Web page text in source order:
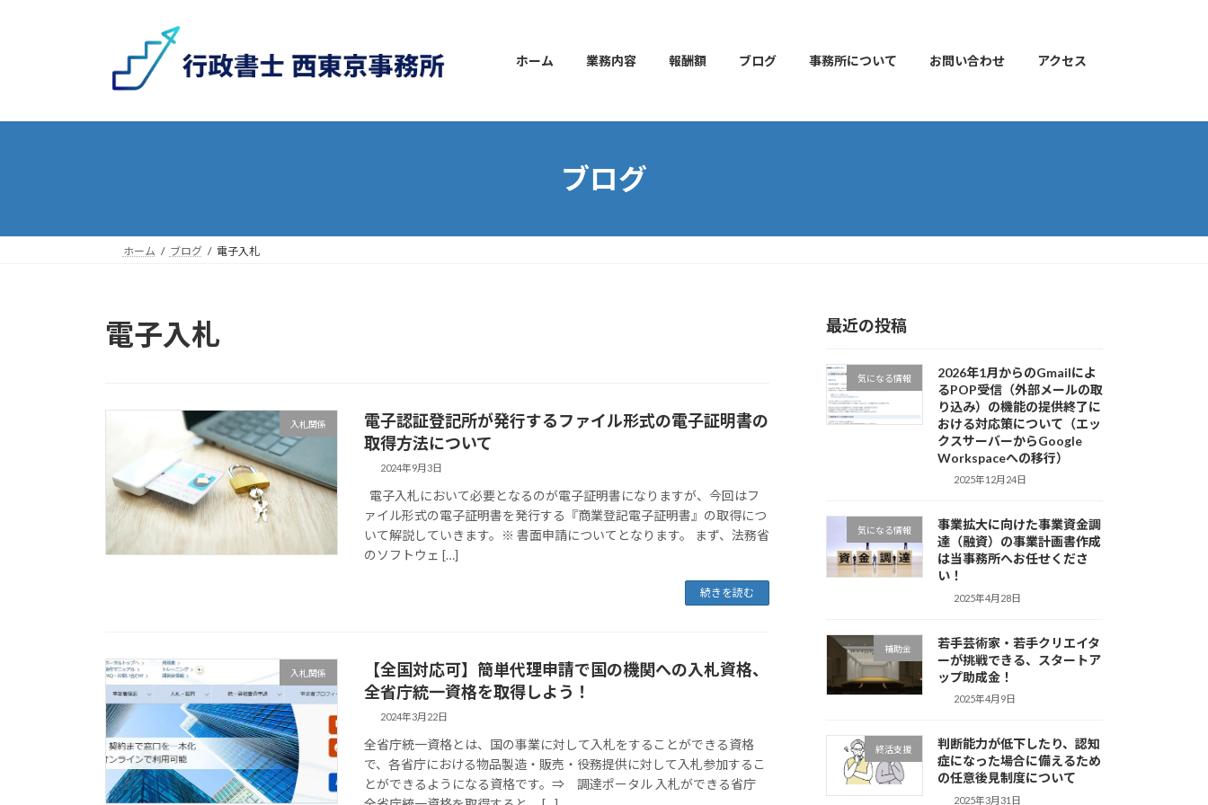
へ
ョ
ホーム 業務内容 報酬額 ブログ 事務所について お問い合わせ アクセス
ブログ
ホーム ブログ 電子入札
電子入札
入札関係
電子認証登記所が発行するファイル形式の電子証明書の
取得方法について
2024年9月3日
電子入札において必要となるのが電子証明書になりますが、今回はフ
ァイル形式の電子証明書を発行する『商業登記電子証明書』の取得につ
いて解説していきます。※ 書面申請についてとなります。 まず、法務省
のソフトウェ […]
続きを読む
入札関係
【全国対応可】簡単代理申請で国の機関への入札資格、
全省庁統一資格を取得しよう！
2024年3月22日
全省庁統一資格とは、国の事業に対して入札をすることができる資格
で、各省庁における物品製造・販売・役務提供に対して入札参加するこ
とができるようになる資格です。⇒ 調達ポータル 入札ができる省庁
最近の投稿
気になる情報
2026年1月からのGmailによ
るPOP受信（外部メールの取
り込み）の機能の提供終了に
おける対応策について（エッ
クスサーバーからGoogle
Workspaceへの移行）
2025年12月24日
気になる情報
事業拡大に向けた事業資金調
達（融資）の事業計画書作成
は当事務所へお任せくださ
い！
2025年4月28日
補助金
若手芸術家・若手クリエイタ
ーが挑戦できる、スタートア
ップ助成金！
2025年4月9日
終活支援
判断能力が低下したり、認知
症になった場合に備えるため
の任意後見制度について
2025年3月31日